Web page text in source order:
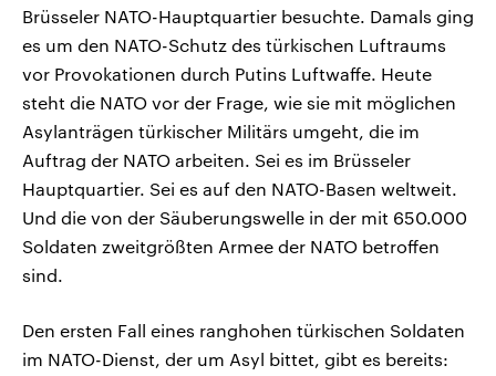
Brüsseler NATO-Hauptquartier besuchte. Damals ging
es um den NATO-Schutz des türkischen Luftraums
vor Provokationen durch Putins Luftwaffe. Heute
steht die NATO vor der Frage, wie sie mit möglichen
Asylanträgen türkischer Militärs umgeht, die im
Auftrag der NATO arbeiten. Sei es im Brüsseler
Hauptquartier. Sei es auf den NATO-Basen weltweit.
Und die von der Säuberungswelle in der mit 650.000
Soldaten zweitgrößten Armee der NATO betroffen
sind.
Den ersten Fall eines ranghohen türkischen Soldaten
im NATO-Dienst, der um Asyl bittet, gibt es bereits: